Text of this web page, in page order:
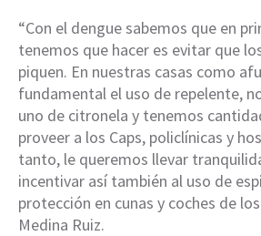
“Con el dengue sabemos que en
tenemos que hacer es evitar que
piquen. En nuestras casas como
fundamental el uso de repelente,
uno de citronela y tenemos
proveer a los Caps, policlínicas y
tanto, le queremos llevar
incentivar así también al uso de
protección en cunas y coches de
Medina Ruiz.